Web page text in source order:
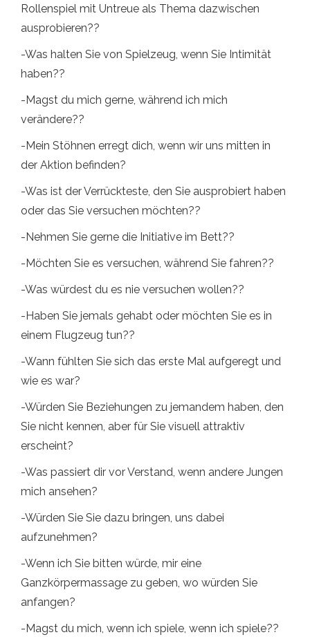
Rollenspiel mit Untreue als Thema dazwischen
ausprobieren??
-Was halten Sie von Spielzeug, wenn Sie Intimität
haben??
-Magst du mich gerne, während ich mich
verändere??
-Mein Stöhnen erregt dich, wenn wir uns mitten in
der Aktion befinden?
-Was ist der Verrückteste, den Sie ausprobiert haben
oder das Sie versuchen möchten??
-Nehmen Sie gerne die Initiative im Bett??
-Möchten Sie es versuchen, während Sie fahren??
-Was würdest du es nie versuchen wollen??
-Haben Sie jemals gehabt oder möchten Sie es in
einem Flugzeug tun??
-Wann fühlten Sie sich das erste Mal aufgeregt und
wie es war?
-Würden Sie Beziehungen zu jemandem haben, den
Sie nicht kennen, aber für Sie visuell attraktiv
erscheint?
-Was passiert dir vor Verstand, wenn andere Jungen
mich ansehen?
-Würden Sie Sie dazu bringen, uns dabei
aufzunehmen?
-Wenn ich Sie bitten würde, mir eine
Ganzkörpermassage zu geben, wo würden Sie
anfangen?
-Magst du mich, wenn ich spiele, wenn ich spiele??